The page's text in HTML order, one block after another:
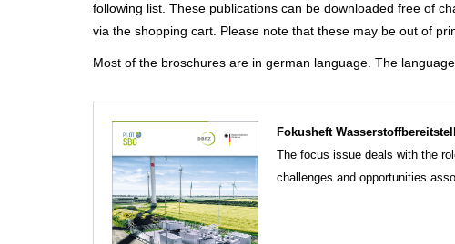
following list. These publications can be downloaded free of
via the shopping cart. Please note that these may be out of
Most of the broschures are in german language. The
Fokusheft
The focus issue deals with the
challenges and opportunities